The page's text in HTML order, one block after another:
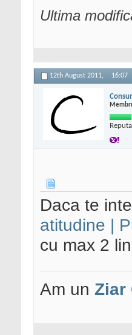
Ultima
12th August 2011, 16:07
Daca te
atitudine |
cu max 2
Am un Ziar